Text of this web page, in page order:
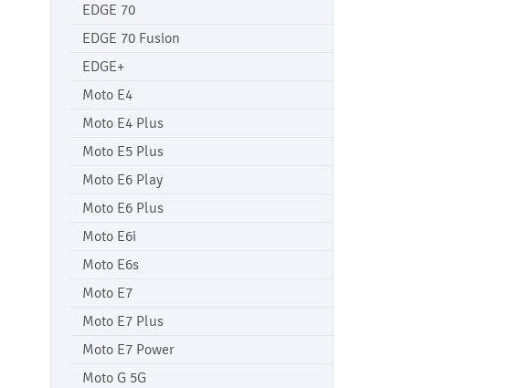
EDGE 70
EDGE 70 Fusion
EDGE+
Moto E4
Moto E4 Plus
Moto E5 Plus
Moto E6 Play
Moto E6 Plus
Moto E6i
Moto E6s
Moto E7
Moto E7 Plus
Moto E7 Power
Moto G 5G